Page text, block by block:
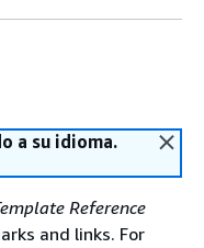
a su idioma.
Reference
and links. For